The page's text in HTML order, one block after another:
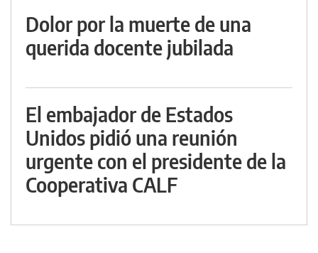
Dolor por la muerte de una
querida docente jubilada
El embajador de Estados
Unidos pidió una reunión
urgente con el presidente de la
Cooperativa CALF